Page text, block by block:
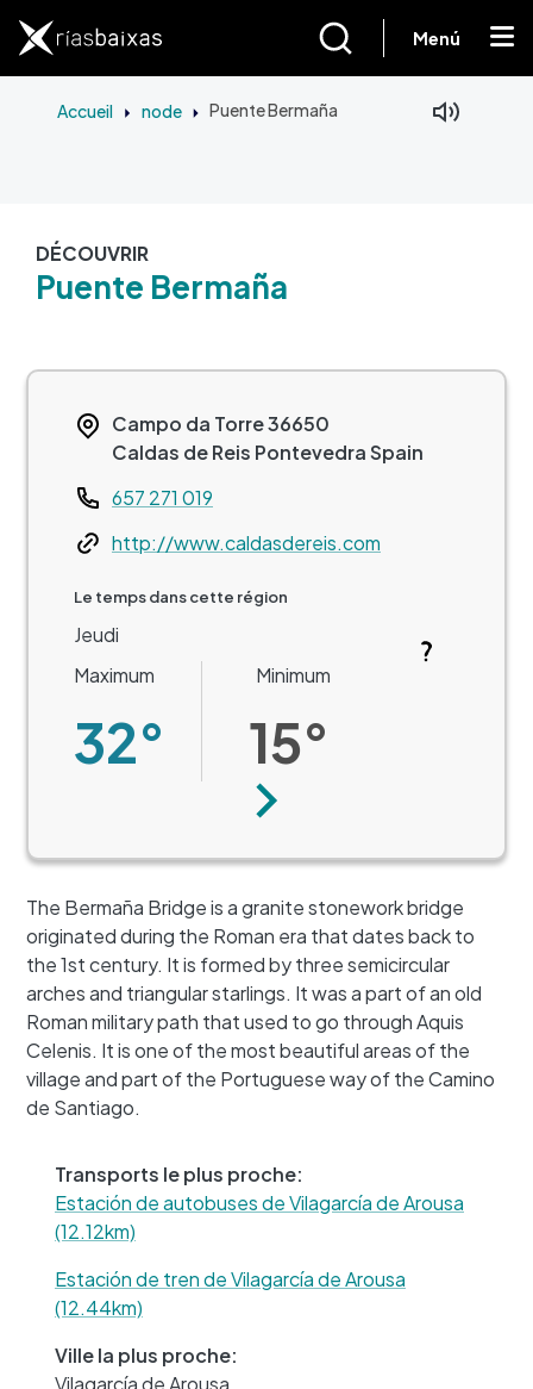
Menú
Accueil node Puente Bermaña
DÉCOUVRIR
Puente Bermaña
Campo da Torre36650
Caldas de Reis PontevedraSpain
Teléfono
657 271 019
Webhttp://www.caldasdereis.com
Le temps dans cette région
Jeudi
Maximum
32°
Minimum
15°
Suivant
The Bermaña Bridge is a granite stonework bridge
originated during the Roman era that dates back to
the 1st century. It is formed by three semicircular
arches and triangular starlings. It was a part of an old
Roman military path that used to go through Aquis
Celenis. It is one of the most beautiful areas of the
village and part of the Portuguese way of the Camino
de Santiago.
+
Transports le plus proche:
Estación de autobuses de Vilagarcía de Arousa
(12.12km)
Estación de tren de Vilagarcía de Arousa
(12.44km)
Ville la plus proche:
Vilagarcía de Arousa